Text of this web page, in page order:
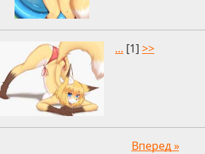
... [1] >>
Вперед »